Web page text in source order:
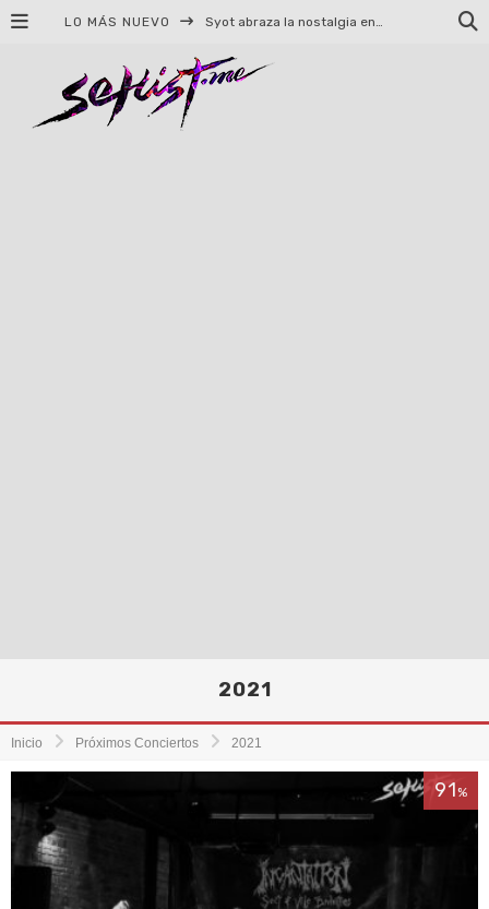
LO MÁS NUEVO Syot abraza la nostalgia en «Blame», el primer adelanto de su EP debut
2021
Inicio Próximos Conciertos 2021
91%